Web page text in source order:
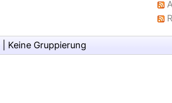
Keine Gruppierung